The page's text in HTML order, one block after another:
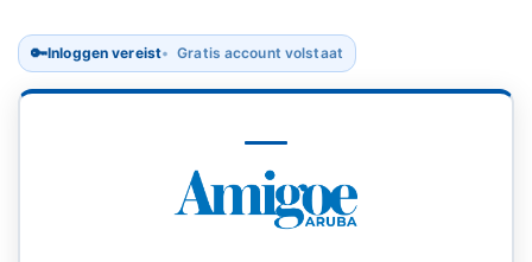
🔑Inloggen vereist Gratis account volstaat